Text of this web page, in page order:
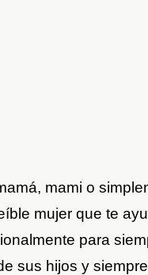
mami o
mujer que te
para
sus hijos y